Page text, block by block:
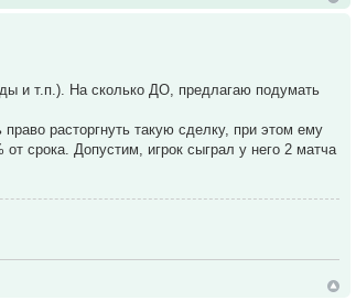
и т.п.). На сколько ДО, предлагаю подумать
расторгнуть такую сделку, при этом ему
срока. Допустим, игрок сыграл у него 2 матча